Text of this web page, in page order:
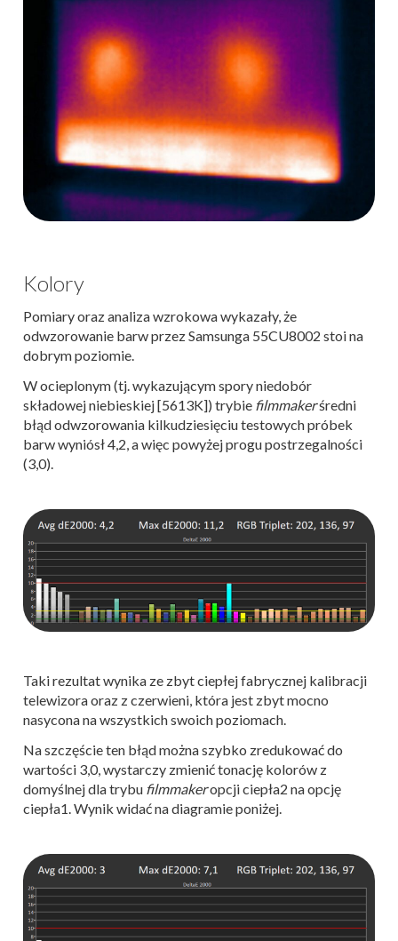
Kolory
Pomiary oraz analiza wzrokowa wykazały, że
odwzorowanie barw przez Samsunga 55CU8002 stoi na
dobrym poziomie.
W ocieplonym (tj. wykazującym spory niedobór
składowej niebieskiej [5613K]) trybie filmmakerśredni
błąd odwzorowania kilkudziesięciu testowych próbek
barw wyniósł 4,2, a więc powyżej progu postrzegalności
(3,0).
Taki rezultat wynika ze zbyt ciepłej fabrycznej kalibracji
telewizora oraz z czerwieni, która jest zbyt mocno
nasycona na wszystkich swoich poziomach.
Na szczęście ten błąd można szybko zredukować do
wartości 3,0, wystarczy zmienić tonację kolorów z
domyślnej dla trybu filmmakeropcji ciepła2 na opcję
ciepła1. Wynik widać na diagramie poniżej.